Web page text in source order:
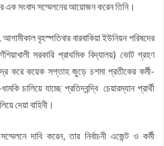
এক সংবাদ সম্মেলনের আয়োজন করেন তিনি।
বৃহস্পতিবার বারবাকিয়া ইউনিয়ন পরিষদের
সরকারি প্রাথমিক বিদ্যালয়) ভোট গ্রহণ
করে কয়েক সপ্তাহ জুড়ে চশমা প্রতীকের কর্মী-
চালিয়ে যাচ্ছে প্রতিদ্বন্দ্বি চেয়ারম্যান প্রার্থী
দেয়া বাহিনী।
দাবি করেন, তার নির্বাচনী এজেন্ট ও কর্মী